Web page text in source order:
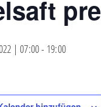
| 07:00- 19:00